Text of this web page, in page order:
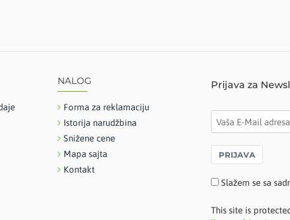
NALOG
Forma za reklamaciju
Istorija narudžbina
Snižene cene
Mapa sajta
Kontakt
Prijava za
PRIJAVA
Slažem se sa
This site is